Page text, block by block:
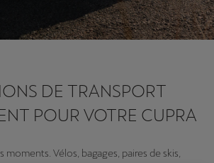
DE TRANSPORT
POUR VOTRE CUPRA
moments. Vélos, bagages, paires de skis,